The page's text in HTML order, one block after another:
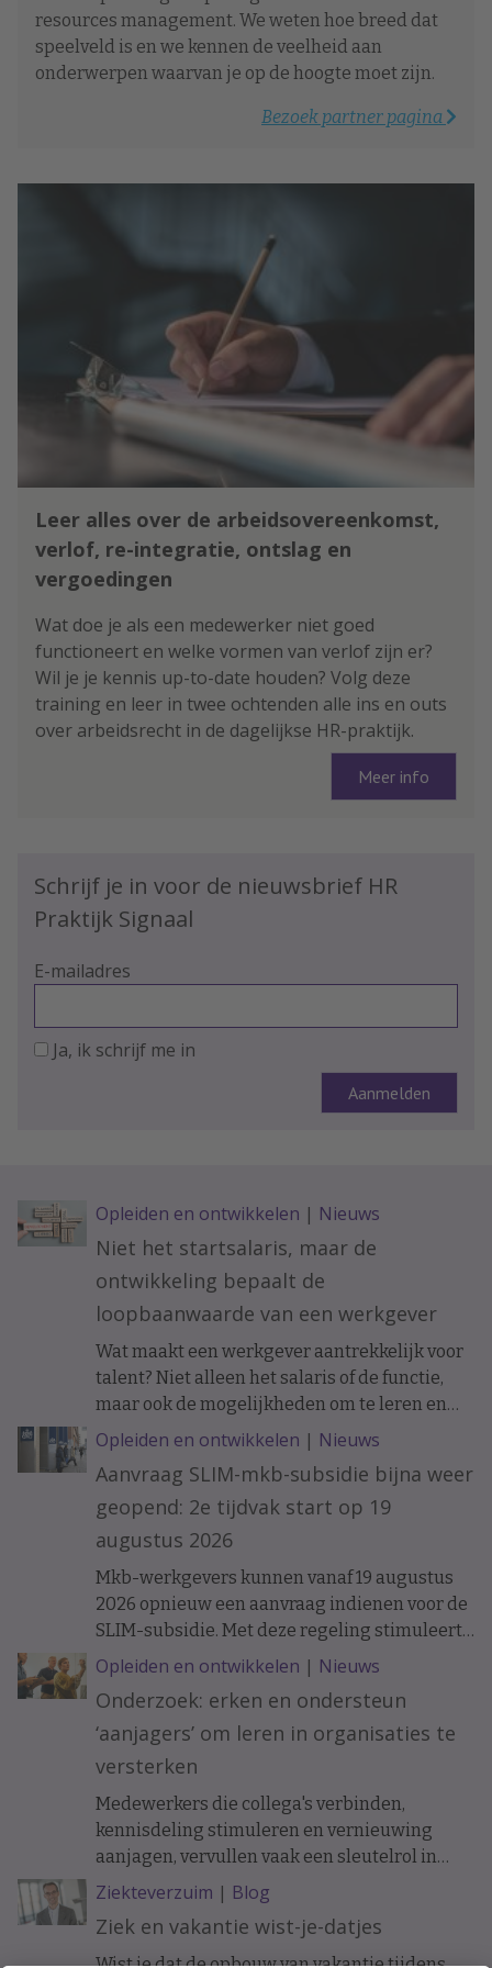
resources management. We weten hoe breed dat
speelveld is en we kennen de veelheid aan
onderwerpen waarvan je op de hoogte moet zijn.
Bezoek partner pagina
Leer alles over de arbeidsovereenkomst,
verlof, re-integratie, ontslag en
vergoedingen
Wat doe je als een medewerker niet goed
functioneert en welke vormen van verlof zijn er?
Wil je je kennis up-to-date houden? Volg deze
training en leer in twee ochtenden alle ins en outs
over arbeidsrecht in de dagelijkse HR-praktijk.
Meer info
Schrijf je in voor de nieuwsbrief HR
Praktijk Signaal
E-mailadres
Ja, ik schrijf me in
Opleiden en ontwikkelen | Nieuws
Niet het startsalaris, maar de
ontwikkeling bepaalt de
loopbaanwaarde van een werkgever
Wat maakt een werkgever aantrekkelijk voor
talent? Niet alleen het salaris of de functie,
maar ook de mogelijkheden om te leren en
ervaring op te doen. Onderzoek naar de
loopbanen van werknemers laat zien dat de
ontwikkelkansen binnen een organisatie op
langere termijn verschil kunnen maken.
Opleiden en ontwikkelen | Nieuws
Aanvraag SLIM-mkb-subsidie bijna weer
geopend: 2e tijdvak start op 19
augustus 2026
Mkb-werkgevers kunnen vanaf 19 augustus
2026 opnieuw een aanvraag indienen voor de
SLIM-subsidie. Met deze regeling stimuleert
het ministerie van Sociale Zaken en
Werkgelegenheid leren en ontwikkelen
binnen organisaties.
Opleiden en ontwikkelen | Nieuws
Onderzoek: erken en ondersteun
‘aanjagers’ om leren in organisaties te
versterken
Medewerkers die collega's verbinden,
kennisdeling stimuleren en vernieuwing
aanjagen, vervullen vaak een sleutelrol in
organisaties. Toch krijgen zij lang niet altijd
de erkenning en ondersteuning die daarvoor
nodig is. Onderzoekers pleiten ervoor dat HR
en leidinggevenden bewuster sturen op
Ziekteverzuim | Blog
Ziek en vakantie wist-je-datjes